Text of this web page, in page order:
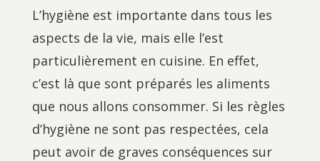
L’hygiène est importante dans tous les
aspects de la vie, mais elle l’est
particulièrement en cuisine. En effet,
c’est là que sont préparés les aliments
que nous allons consommer. Si les règles
d’hygiène ne sont pas respectées, cela
peut avoir de graves conséquences sur